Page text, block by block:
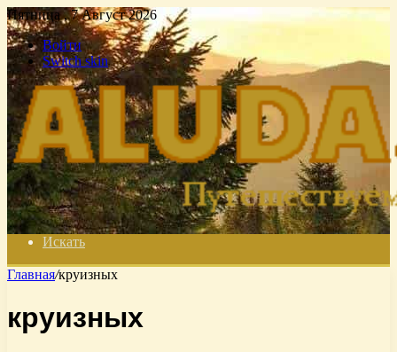
Пятница , 7 Август 2026
Войти
Switch skin
Искать
Главная/круизных
круизных